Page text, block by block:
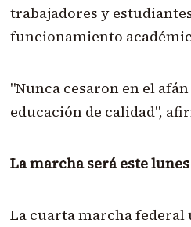
trabajadores y
funcionamiento
"Nunca cesaron en el
educación de calidad",
La marcha será este lunes
La cuarta marcha